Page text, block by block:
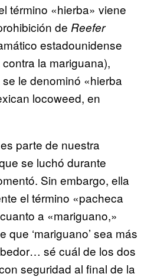
término «hierba» viene
de Reefer
estadounidense
la mariguana),
le denominó «hierba
locoweed, en
parte de nuestra
se luchó durante
Sin embargo, ella
el término «pacheca
a «mariguano,»
que ‘mariguano’ sea más
sé cuál de los dos
seguridad al final de la